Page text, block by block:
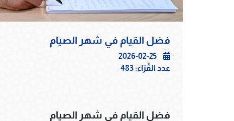
فضل القيام في شهر الصيام
2026-02-25
عدد القُرّاء: 483
فضل القيام في شهر الصيام